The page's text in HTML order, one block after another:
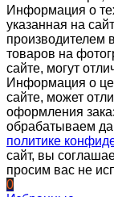
Информация о
указанная на
производителем
товаров на
сайте, могут
Информация о
сайте, может
оформления
обрабатываем
политике
сайт, вы
просим вас не
0